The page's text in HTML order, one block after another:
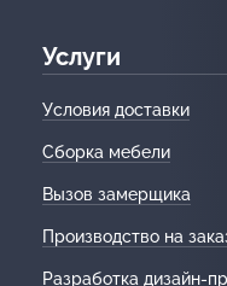
Услуги
Условия доставки
Сборка мебели
Вызов замерщика
Производство на
Разработка дизайн-